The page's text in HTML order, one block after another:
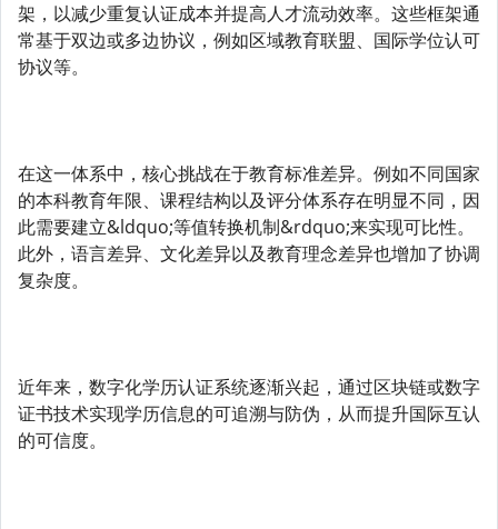
架，以减少重复认证成本并提高人才流动效率。这些框架通
常基于双边或多边协议，例如区域教育联盟、国际学位认可
协议等。
在这一体系中，核心挑战在于教育标准差异。例如不同国家
的本科教育年限、课程结构以及评分体系存在明显不同，因
此需要建立&ldquo;等值转换机制&rdquo;来实现可比性。
此外，语言差异、文化差异以及教育理念差异也增加了协调
复杂度。
近年来，数字化学历认证系统逐渐兴起，通过区块链或数字
证书技术实现学历信息的可追溯与防伪，从而提升国际互认
的可信度。